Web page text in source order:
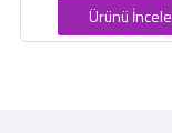
Ürünü İncele